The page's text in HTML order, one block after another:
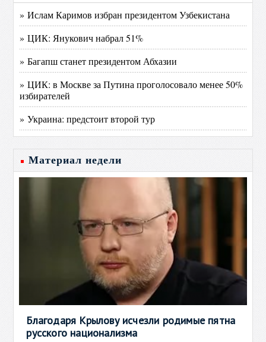
» Ислам Каримов избран президентом Узбекистана
» ЦИК: Янукович набрал 51%
» Багапш станет президентом Абхазии
» ЦИК: в Москве за Путина проголосовало менее 50%
избирателей
» Украина: предстоит второй тур
Материал недели
Благодаря Крылову исчезли родимые пятна
русского национализма